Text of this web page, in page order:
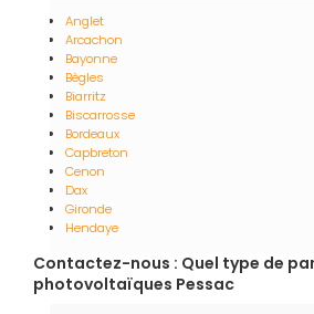
Anglet
Arcachon
Bayonne
Bègles
Biarritz
Biscarrosse
Bordeaux
Capbreton
Cenon
Dax
Gironde
Hendaye
Contactez-nous : Quel type de
photovoltaïques Pessac